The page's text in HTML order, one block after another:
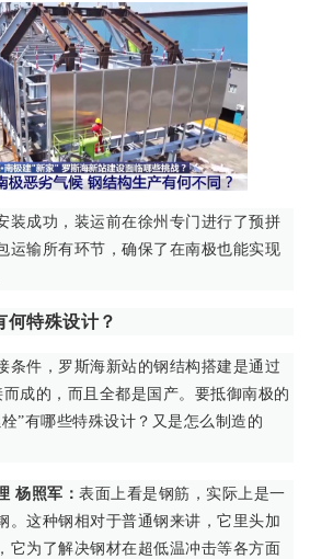
装成功，装运前在徐州专门进行了预拼
运输所有环节，确保了在南极也能实现
何特殊设计？
条件，罗斯海新站的钢结构搭建是通过
成的，而且全都是国产。要抵御南极的
”有哪些特殊设计？又是怎么制造的
杨照军： 表面上看是钢筋，实际上是一
。这种钢相对于普通钢来讲，它里头加
它为了解决钢材在超低温冲击等各方面